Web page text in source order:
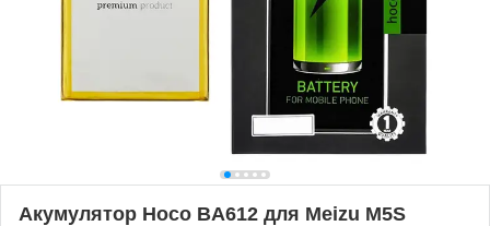
Акумулятор Hoco BA612 для Meizu M5S